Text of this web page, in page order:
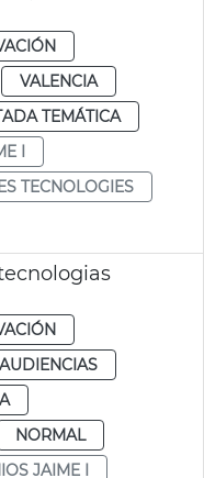
VALENCIA
TEMÁTICA
I
TECNOLOGIES
NORMAL
JAIME I